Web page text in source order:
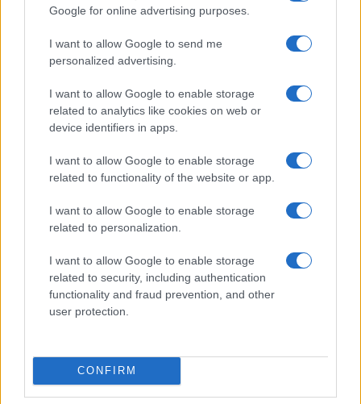
Google for online advertising purposes.
I want to allow Google to send me
personalized advertising.
I want to allow Google to enable storage
related to analytics like cookies on web or
device identifiers in apps.
I want to allow Google to enable storage
related to functionality of the website or app.
I want to allow Google to enable storage
related to personalization.
I want to allow Google to enable storage
related to security, including authentication
functionality and fraud prevention, and other
user protection.
CONFIRM
Apple iPhone 15 Pro Max
Nelly GSM
Apple iPhone 16
Nyugati GSM